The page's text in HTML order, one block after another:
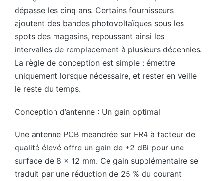
dépasse les cinq ans. Certains fournisseurs
ajoutent des bandes photovoltaïques sous les
spots des magasins, repoussant ainsi les
intervalles de remplacement à plusieurs décennies.
La règle de conception est simple : émettre
uniquement lorsque nécessaire, et rester en veille
le reste du temps.
Conception d’antenne : Un gain optimal
Une antenne PCB méandrée sur FR4 à facteur de
qualité élevé offre un gain de +2 dBi pour une
surface de 8 × 12 mm. Ce gain supplémentaire se
traduit par une réduction de 25 % du courant